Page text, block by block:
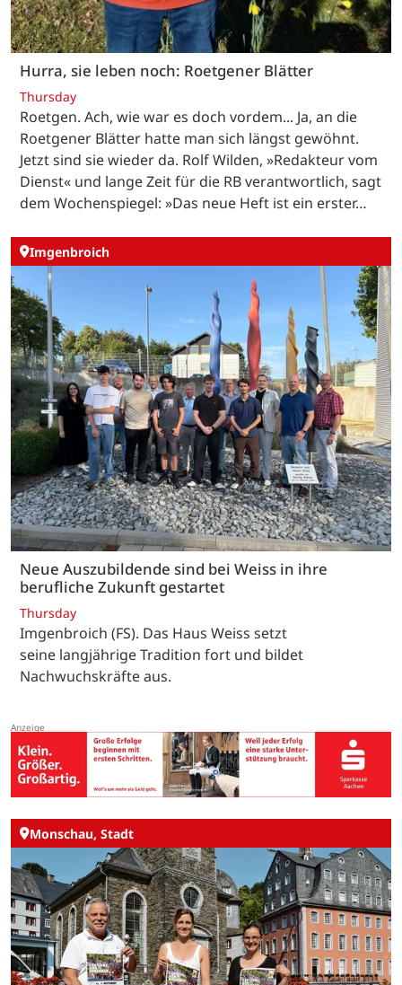
Hurra, sie leben noch: Roetgener Blätter
Thursday
Roetgen. Ach, wie war es doch vordem... Ja, an die
Roetgener Blätter hatte man sich längst gewöhnt.
Jetzt sind sie wieder da. Rolf Wilden, »Redakteur vom
Dienst« und lange Zeit für die RB verantwortlich, sagt
dem Wochenspiegel: »Das neue Heft ist ein erster…
Imgenbroich
Neue Auszubildende sind bei Weiss in ihre
berufliche Zukunft gestartet
Thursday
Imgenbroich (FS). Das Haus Weiss setzt
seine langjährige Tradition fort und bildet
Nachwuchskräfte aus.
Monschau, Stadt